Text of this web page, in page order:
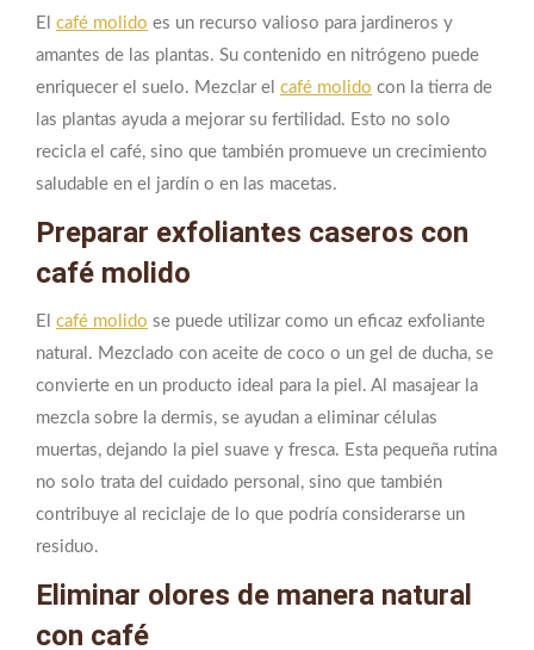
El café molido es un recurso valioso para jardineros y
amantes de las plantas. Su contenido en nitrógeno puede
enriquecer el suelo. Mezclar el café molido con la tierra de
las plantas ayuda a mejorar su fertilidad. Esto no solo
recicla el café, sino que también promueve un crecimiento
saludable en el jardín o en las macetas.
Preparar exfoliantes caseros con
café molido
El café molido se puede utilizar como un eficaz exfoliante
natural. Mezclado con aceite de coco o un gel de ducha, se
convierte en un producto ideal para la piel. Al masajear la
mezcla sobre la dermis, se ayudan a eliminar células
muertas, dejando la piel suave y fresca. Esta pequeña rutina
no solo trata del cuidado personal, sino que también
contribuye al reciclaje de lo que podría considerarse un
residuo.
Eliminar olores de manera natural
con café